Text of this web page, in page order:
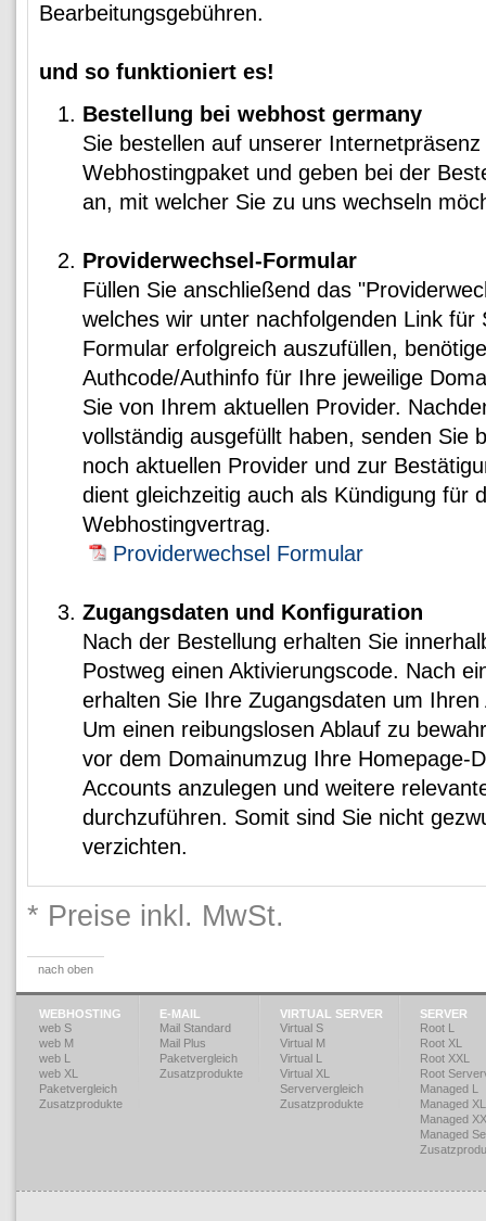
Bearbeitungsgebühren.
und so funktioniert es!
Bestellung bei webhost germany
Sie bestellen auf unserer
Webhostingpaket und geben bei der
an, mit welcher Sie zu uns wechseln
Providerwechsel-Formular
Füllen Sie anschließend das
welches wir unter nachfolgenden Link für
Formular erfolgreich auszufüllen,
Authcode/Authinfo für Ihre jeweilige
Sie von Ihrem aktuellen Provider.
vollständig ausgefüllt haben, senden Sie
noch aktuellen Provider und zur
dient gleichzeitig auch als Kündigung für
Webhostingvertrag.
Providerwechsel Formular
Zugangsdaten und Konfiguration
Nach der Bestellung erhalten Sie
Postweg einen Aktivierungscode. Nach
erhalten Sie Ihre Zugangsdaten um
Um einen reibungslosen Ablauf zu
vor dem Domainumzug Ihre Homepage-
Accounts anzulegen und weitere
durchzuführen. Somit sind Sie nicht
verzichten.
* Preise inkl. MwSt.
nach oben
WEBHOSTING
web S
web M
web L
web XL
Paketvergleich
Zusatzprodukte
E-MAIL
Mail Standard
Mail Plus
Paketvergleich
Zusatzprodukte
VIRTUAL SERVER
Virtual S
Virtual M
Virtual L
Virtual XL
Serververgleich
Zusatzprodukte
SERVER
Root L
Root XL
Root XXL
Root
Managed L
Managed XL
Managed
Managed